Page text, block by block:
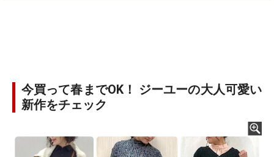
今買って春までOK！ ジーユーの大人可愛い
新作をチェック